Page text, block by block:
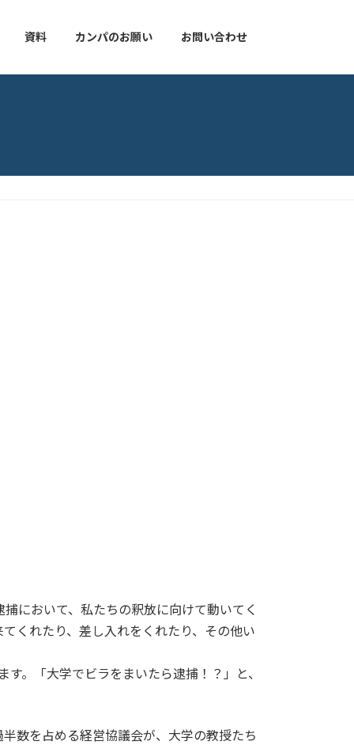
資料 カンパのお願い お問い合わせ
において、私たちの釈放に向けて動いてく
くれたり、差し入れをくれたり、その他い
。「大学でビラをまいたら逮捕！？」と、
数を占める経営協議会が、大学の教授たち